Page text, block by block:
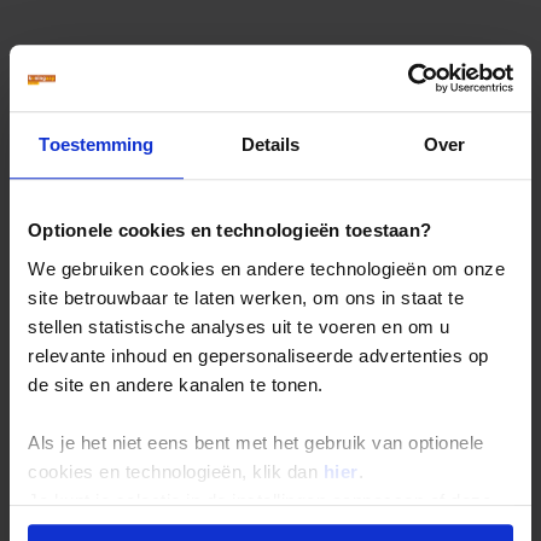
Toestemming Details Over
Optionele cookies en technologieën toestaan?
We gebruiken cookies en andere technologieën om onze
site betrouwbaar te laten werken, om ons in staat te
stellen statistische analyses uit te voeren en om u
relevante inhoud en gepersonaliseerde advertenties op
de site en andere kanalen te tonen.
Als je het niet eens bent met het gebruik van optionele
cookies en technologieën, klik dan hier .
Je kunt je selectie in de instellingen aanpassen of deze
onder aan de pagina op elk gewenst moment voor de
Reizen: de feiten op een rij
hoe wij onze reizen organiseren. Daarom hebben wij
voor de belangrijkste onderwerpen een speciale pagina
gestelde vragen.
Wanneer gaat mijn reis gegarandeerd door?
Hoe zit het met de betaling van mijn reis?
Ik kan bij jullie mijn eigen vlucht kiezen. Hoe werkt
dat?
Kan ik voor vertrek een specifieke stoel in het
Hoeveel bagage kan ik meenemen?
Lees hier de veelgestelde vragen